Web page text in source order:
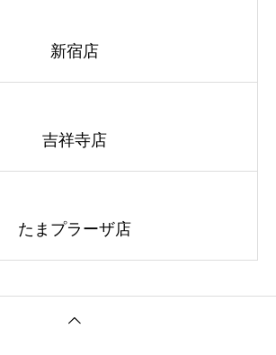
新宿店
吉祥寺店
たまプラーザ店